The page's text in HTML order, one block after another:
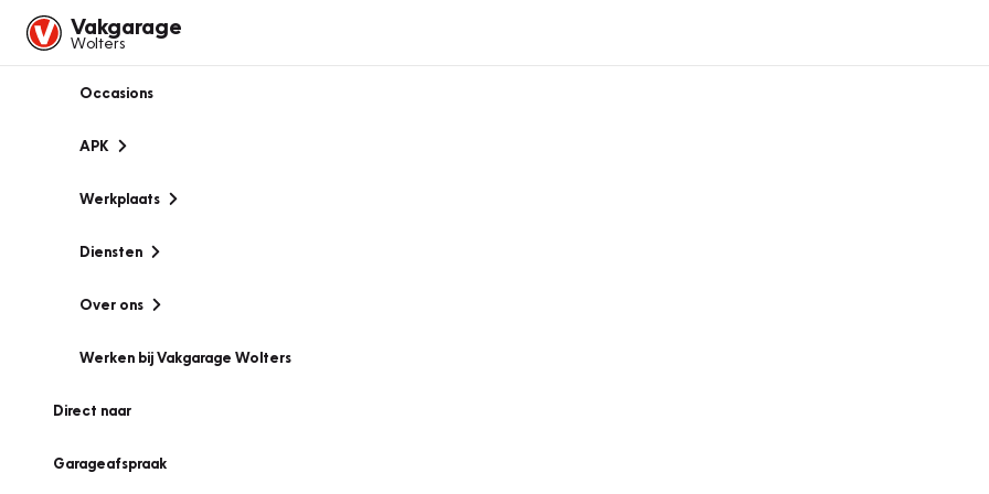
Vakgarage
Wolters
Occasions
APK
Werkplaats
Diensten
Over ons
Werken bij Vakgarage Wolters
Direct naar
Garageafspraak